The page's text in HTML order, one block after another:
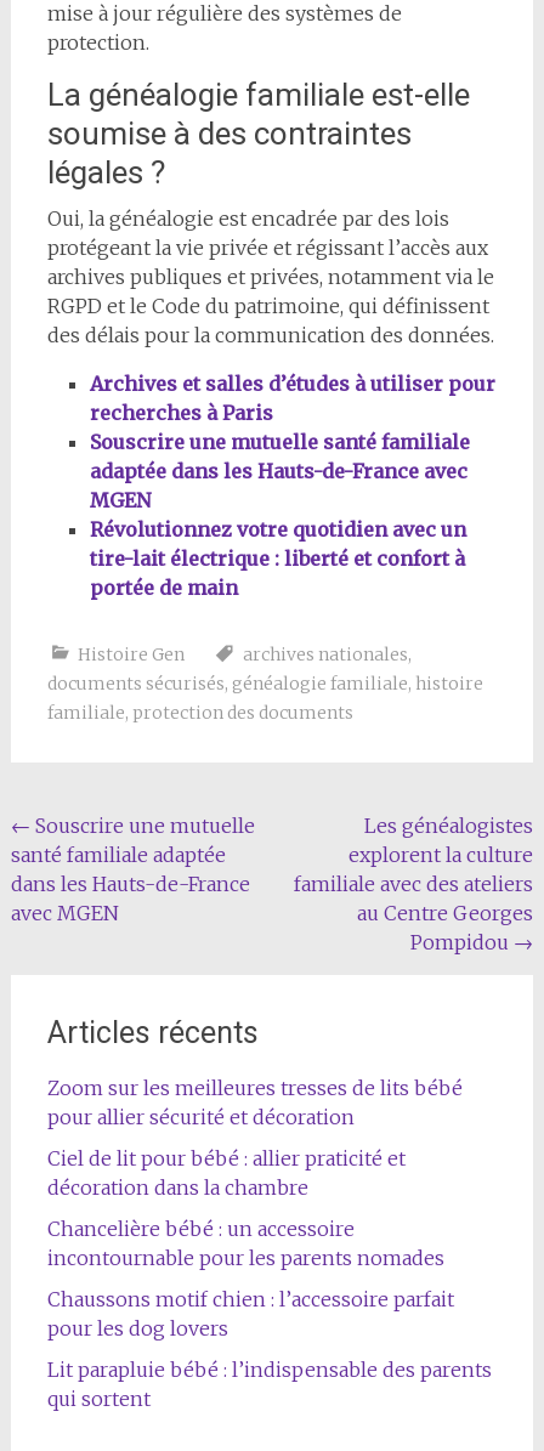
mise à jour régulière des systèmes de
protection.
La généalogie familiale est-elle
soumise à des contraintes
légales ?
Oui, la généalogie est encadrée par des lois
protégeant la vie privée et régissant l’accès aux
archives publiques et privées, notamment via le
RGPD et le Code du patrimoine, qui définissent
des délais pour la communication des données.
Archives et salles d’études à utiliser pour
recherches à Paris
Souscrire une mutuelle santé familiale
adaptée dans les Hauts-de-France avec
MGEN
Révolutionnez votre quotidien avec un
tire-lait électrique : liberté et confort à
portée de main
Histoire Gen archives nationales,
documents sécurisés, généalogie familiale, histoire
familiale, protection des documents
Navigation
de
l'article
← Souscrire une mutuelle
santé familiale adaptée
dans les Hauts-de-France
avec MGEN
Les généalogistes
explorent la culture
familiale avec des ateliers
au Centre Georges
Pompidou →
Articles récents
Zoom sur les meilleures tresses de lits bébé
pour allier sécurité et décoration
Ciel de lit pour bébé : allier praticité et
décoration dans la chambre
Chancelière bébé : un accessoire
incontournable pour les parents nomades
Chaussons motif chien : l’accessoire parfait
pour les dog lovers
Lit parapluie bébé : l’indispensable des parents
qui sortent